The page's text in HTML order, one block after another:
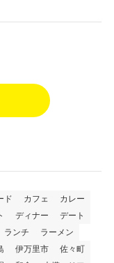
ド カフェ
カレー
ディナー
デート
ランチ
ラーメン
伊万里市
佐々町